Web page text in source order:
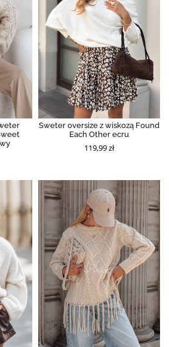
Sweter oversize z wiskozą Found
Each Other ecru
119,99 zł